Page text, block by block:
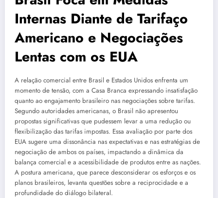
Internas Diante de Tarifaço
Americano e Negociações
Lentas com os EUA
A relação comercial entre Brasil e Estados Unidos enfrenta um
momento de tensão, com a Casa Branca expressando insatisfação
quanto ao engajamento brasileiro nas negociações sobre tarifas.
Segundo autoridades americanas, o Brasil não apresentou
propostas significativas que pudessem levar a uma redução ou
flexibilização das tarifas impostas. Essa avaliação por parte dos
EUA sugere uma dissonância nas expectativas e nas estratégias de
negociação de ambos os países, impactando a dinâmica da
balança comercial e a acessibilidade de produtos entre as nações.
A postura americana, que parece desconsiderar os esforços e os
planos brasileiros, levanta questões sobre a reciprocidade e a
profundidade do diálogo bilateral.